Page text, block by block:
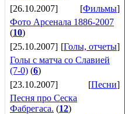
[26.10.2007]
[Фильмы]
Фото Арсенала 1886-2007
(10)
[25.10.2007] [Голы, отчеты]
Голы с матча со Славией
(7-0) (6)
[23.10.2007]
[Песни]
Песня про Сеска
Фабрегаса. (12)